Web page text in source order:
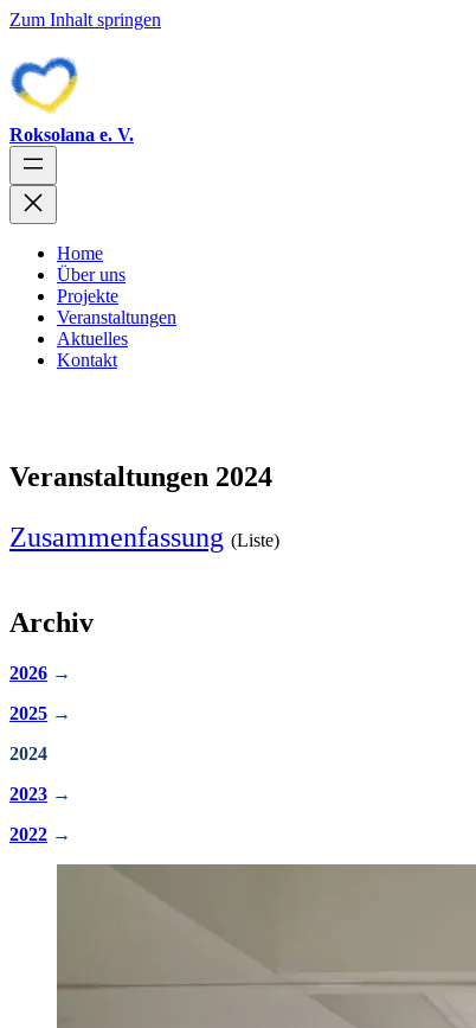
Zum Inhalt springen
Roksolana e. V.
Home
Über uns
Projekte
Veranstaltungen
Aktuelles
Kontakt
Veranstaltungen 2024
Zusammenfassung (Liste)
Archiv
2026 →
2025 →
2024
2023 →
2022 →